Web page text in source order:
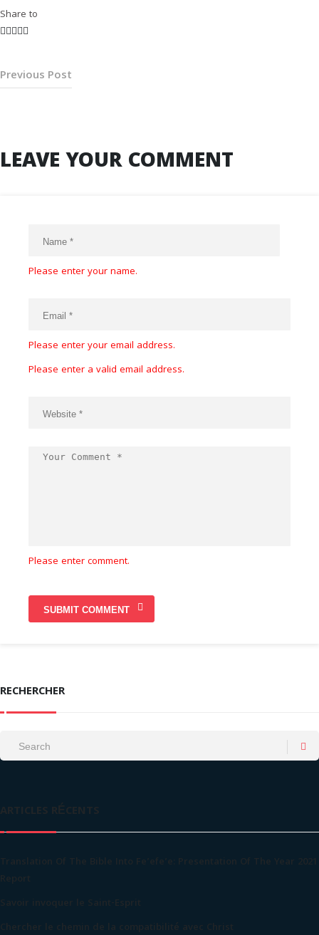
Share to
Previous Post
LEAVE YOUR COMMENT
Please enter your name.
Please enter your email address.
Please enter a valid email address.
Please enter comment.
RECHERCHER
ARTICLES RÉCENTS
Translation Of The Bible Into Fe’efe’e: Presentation Of The Year 2021
Report
Savoir invoquer le Saint-Esprit
Chercher le chemin de la compatibilité avec Christ